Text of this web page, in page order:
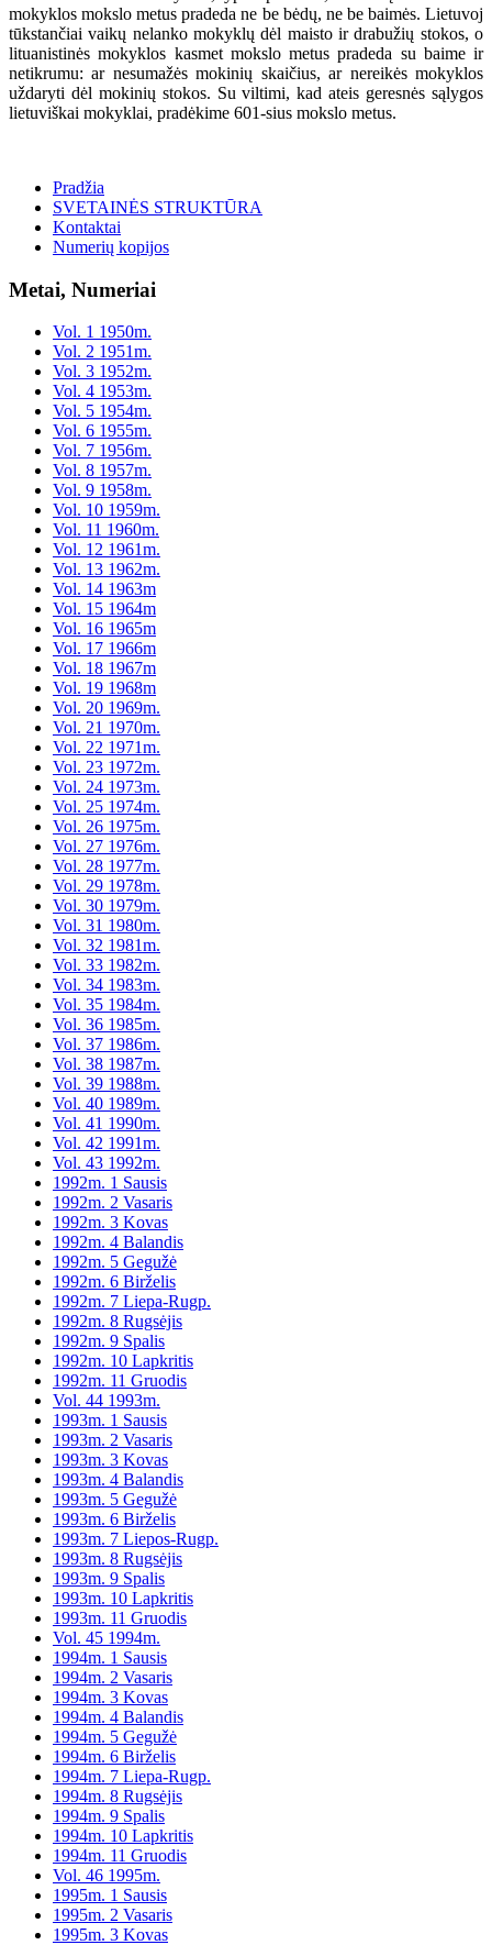
mokyklos mokslo metus pradeda ne be bėdų, ne be baimės. Lietuvoj
tūkstančiai vaikų nelanko mokyklų dėl maisto ir drabužių stokos, o
lituanistinės mokyklos kasmet mokslo metus pradeda su baime ir
netikrumu: ar nesumažės mokinių skaičius, ar nereikės mokyklos
uždaryti dėl mokinių stokos. Su viltimi, kad ateis geresnės sąlygos
lietuviškai mokyklai, pradėkime 601-sius mokslo metus.
Pradžia
SVETAINĖS STRUKTŪRA
Kontaktai
Numerių kopijos
Metai, Numeriai
Vol. 1 1950m.
Vol. 2 1951m.
Vol. 3 1952m.
Vol. 4 1953m.
Vol. 5 1954m.
Vol. 6 1955m.
Vol. 7 1956m.
Vol. 8 1957m.
Vol. 9 1958m.
Vol. 10 1959m.
Vol. 11 1960m.
Vol. 12 1961m.
Vol. 13 1962m.
Vol. 14 1963m
Vol. 15 1964m
Vol. 16 1965m
Vol. 17 1966m
Vol. 18 1967m
Vol. 19 1968m
Vol. 20 1969m.
Vol. 21 1970m.
Vol. 22 1971m.
Vol. 23 1972m.
Vol. 24 1973m.
Vol. 25 1974m.
Vol. 26 1975m.
Vol. 27 1976m.
Vol. 28 1977m.
Vol. 29 1978m.
Vol. 30 1979m.
Vol. 31 1980m.
Vol. 32 1981m.
Vol. 33 1982m.
Vol. 34 1983m.
Vol. 35 1984m.
Vol. 36 1985m.
Vol. 37 1986m.
Vol. 38 1987m.
Vol. 39 1988m.
Vol. 40 1989m.
Vol. 41 1990m.
Vol. 42 1991m.
Vol. 43 1992m.
1992m. 1 Sausis
1992m. 2 Vasaris
1992m. 3 Kovas
1992m. 4 Balandis
1992m. 5 Gegužė
1992m. 6 Birželis
1992m. 7 Liepa-Rugp.
1992m. 8 Rugsėjis
1992m. 9 Spalis
1992m. 10 Lapkritis
1992m. 11 Gruodis
Vol. 44 1993m.
1993m. 1 Sausis
1993m. 2 Vasaris
1993m. 3 Kovas
1993m. 4 Balandis
1993m. 5 Gegužė
1993m. 6 Birželis
1993m. 7 Liepos-Rugp.
1993m. 8 Rugsėjis
1993m. 9 Spalis
1993m. 10 Lapkritis
1993m. 11 Gruodis
Vol. 45 1994m.
1994m. 1 Sausis
1994m. 2 Vasaris
1994m. 3 Kovas
1994m. 4 Balandis
1994m. 5 Gegužė
1994m. 6 Birželis
1994m. 7 Liepa-Rugp.
1994m. 8 Rugsėjis
1994m. 9 Spalis
1994m. 10 Lapkritis
1994m. 11 Gruodis
Vol. 46 1995m.
1995m. 1 Sausis
1995m. 2 Vasaris
1995m. 3 Kovas